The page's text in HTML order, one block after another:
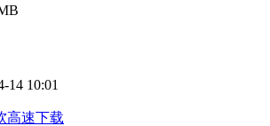
14 10:01
高速下载